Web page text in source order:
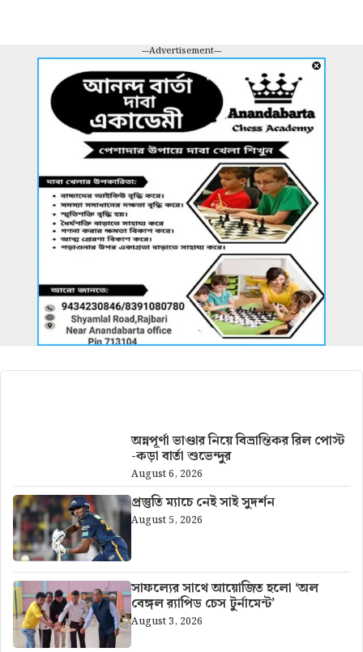
---Advertisement---
অন্নপূর্ণা ভাণ্ডার নিয়ে বিভ্রান্তিকর রিল পোস্ট
-কড়া বার্তা শুভেন্দুর
August 6, 2026
প্রস্তুতি ম্যাচে নেই সাই সুদর্শন
August 5, 2026
সাফল্যের সাথে আয়োজিত হলো ‘অল
বেঙ্গল র‍্যাপিড চেস টুর্নামেন্ট’
August 3, 2026